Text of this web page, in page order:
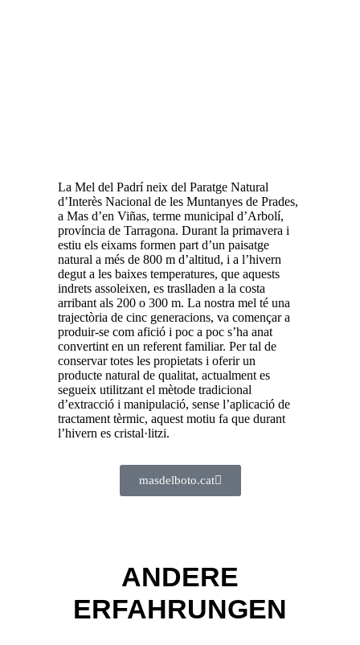
La Mel del Padrí neix del Paratge Natural
d’Interès Nacional de les Muntanyes de Prades,
a Mas d’en Viñas, terme municipal d’Arbolí,
província de Tarragona. Durant la primavera i
estiu els eixams formen part d’un paisatge
natural a més de 800 m d’altitud, i a l’hivern
degut a les baixes temperatures, que aquests
indrets assoleixen, es traslladen a la costa
arribant als 200 o 300 m. La nostra mel té una
trajectòria de cinc generacions, va començar a
produir-se com afició i poc a poc s’ha anat
convertint en un referent familiar. Per tal de
conservar totes les propietats i oferir un
producte natural de qualitat, actualment es
segueix utilitzant el mètode tradicional
d’extracció i manipulació, sense l’aplicació de
tractament tèrmic, aquest motiu fa que durant
l’hivern es cristal·litzi.
masdelboto.cat
ANDERE
ERFAHRUNGEN